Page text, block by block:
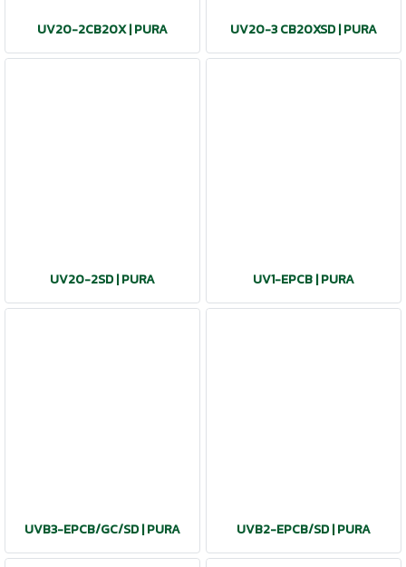
UV20-2CB20X | PURA UV20-3 CB20XSD | PURA
UV20-2SD | PURA UV1-EPCB | PURA
UVB3-EPCB/GC/SD | PURA UVB2-EPCB/SD | PURA